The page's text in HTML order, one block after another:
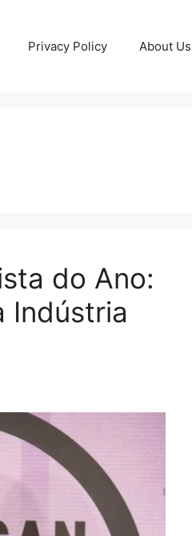
Privacy Policy About Us
do Ano:
Indústria